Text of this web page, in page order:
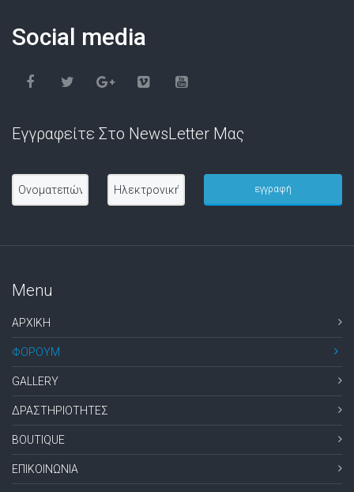
Social media
Εγγραφείτε Στο NewsLetter Μας
Menu
ΑΡΧΙΚΗ
ΦΟΡΟΥΜ
GALLERY
ΔΡΑΣΤΗΡΙΟΤΗΤΕΣ
BOUTIQUE
ΕΠΙΚΟΙΝΩΝΙΑ